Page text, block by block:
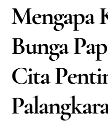
Mengapa
Bunga
Cita